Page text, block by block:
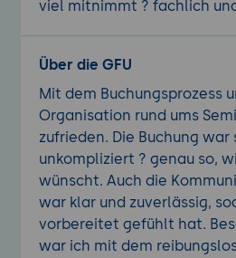
viel mitnimmt ? fachlich
Über die GFU
Mit dem Buchungsprozess
Organisation rund ums
zufrieden. Die Buchung war
unkompliziert ? genau so,
wünscht. Auch die
war klar und zuverlässig,
vorbereitet gefühlt hat.
war ich mit dem